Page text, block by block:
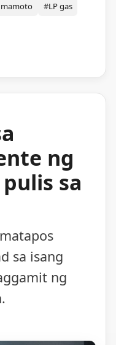
#LP gas
ng
sa
sa isang
ng